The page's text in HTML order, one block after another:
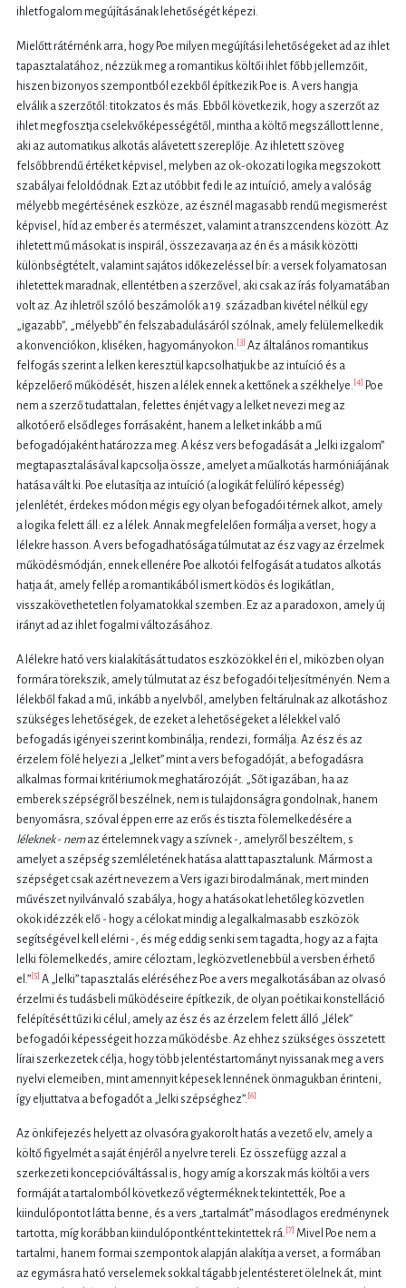
ihletfogalom megújításának lehetőségét képezi.
Mielőtt rátérnénk arra, hogy Poe milyen megújítási lehetőségeket ad az ihlet
tapasztalatához, nézzük meg a romantikus költői ihlet főbb jellemzőit,
hiszen bizonyos szempontból ezekből építkezik Poe is. A vers hangja
elválik a szerzőtől: titokzatos és más. Ebből következik, hogy a szerzőt az
ihlet megfosztja cselekvőképességétől, mintha a költő megszállott lenne,
aki az automatikus alkotás alávetett szereplője. Az ihletett szöveg
felsőbbrendű értéket képvisel, melyben az ok-okozati logika megszokott
szabályai feloldódnak. Ezt az utóbbit fedi le az intuíció, amely a valóság
mélyebb megértésének eszköze, az észnél magasabb rendű megismerést
képvisel, híd az ember és a természet, valamint a transzcendens között. Az
ihletett mű másokat is inspirál, összezavarja az én és a másik közötti
különbségtételt, valamint sajátos időkezeléssel bír: a versek folyamatosan
ihletettek maradnak, ellentétben a szerzővel, aki csak az írás folyamatában
volt az. Az ihletről szóló beszámolók a 19. században kivétel nélkül egy
„igazabb”, „mélyebb” én felszabadulásáról szólnak, amely felülemelkedik
a konvenciókon, kliséken, hagyományokon. [3] Az általános romantikus
felfogás szerint a lelken keresztül kapcsolhatjuk be az intuíció és a
képzelőerő működését, hiszen a lélek ennek a kettőnek a székhelye. [4] Poe
nem a szerző tudattalan, felettes énjét vagy a lelket nevezi meg az
alkotóerő elsődleges forrásaként, hanem a lelket inkább a mű
befogadójaként határozza meg. A kész vers befogadását a „lelki izgalom”
megtapasztalásával kapcsolja össze, amelyet a műalkotás harmóniájának
hatása vált ki. Poe elutasítja az intuíció (a logikát felülíró képesség)
jelenlétét, érdekes módon mégis egy olyan befogadói térnek alkot, amely
a logika felett áll: ez a lélek. Annak megfelelően formálja a verset, hogy a
lélekre hasson. A vers befogadhatósága túlmutat az ész vagy az érzelmek
működésmódján, ennek ellenére Poe alkotói felfogását a tudatos alkotás
hatja át, amely fellép a romantikából ismert ködös és logikátlan,
visszakövethetetlen folyamatokkal szemben. Ez az a paradoxon, amely új
irányt ad az ihlet fogalmi változásához.
A lélekre ható vers kialakítását tudatos eszközökkel éri el, miközben olyan
formára törekszik, amely túlmutat az ész befogadói teljesítményén. Nem a
lélekből fakad a mű, inkább a nyelvből, amelyben feltárulnak az alkotáshoz
szükséges lehetőségek, de ezeket a lehetőségeket a lélekkel való
befogadás igényei szerint kombinálja, rendezi, formálja. Az ész és az
érzelem fölé helyezi a „lelket” mint a vers befogadóját, a befogadásra
alkalmas formai kritériumok meghatározóját. „Sőt igazában, ha az
emberek szépségről beszélnek, nem is tulajdonságra gondolnak, hanem
benyomásra, szóval éppen erre az erős és tiszta fölemelkedésére a
léleknek- nemaz értelemnek vagy a szívnek -, amelyről beszéltem, s
amelyet a szépség szemléletének hatása alatt tapasztalunk. Mármost a
szépséget csak azért nevezem a Vers igazi birodalmának, mert minden
művészet nyilvánvaló szabálya, hogy a hatásokat lehetőleg közvetlen
okok idézzék elő - hogy a célokat mindig a legalkalmasabb eszközök
segítségével kell elérni -, és még eddig senki sem tagadta, hogy az a fajta
lelki fölemelkedés, amire céloztam, legközvetlenebbül a versben érhető
el.” [5] A „lelki” tapasztalás eléréséhez Poe a vers megalkotásában az olvasó
érzelmi és tudásbeli működéseire építkezik, de olyan poétikai konstelláció
felépítését tűzi ki célul, amely az ész és az érzelem felett álló „lélek”
befogadói képességeit hozza működésbe. Az ehhez szükséges összetett
lírai szerkezetek célja, hogy több jelentéstartományt nyissanak meg a vers
nyelvi elemeiben, mint amennyit képesek lennének önmagukban érinteni,
így eljuttatva a befogadót a „lelki szépséghez”. [6]
Az önkifejezés helyett az olvasóra gyakorolt hatás a vezető elv, amely a
költő figyelmét a saját énjéről a nyelvre tereli. Ez összefügg azzal a
szerkezeti koncepcióváltással is, hogy amíg a korszak más költői a vers
formáját a tartalomból következő végterméknek tekintették, Poe a
kiindulópontot látta benne, és a vers „tartalmát” másodlagos eredménynek
tartotta, míg korábban kiindulópontként tekintettek rá. [7] Mivel Poe nem a
tartalmi, hanem formai szempontok alapján alakítja a verset, a formában
az egymásra ható verselemek sokkal tágabb jelentésteret ölelnek át, mint